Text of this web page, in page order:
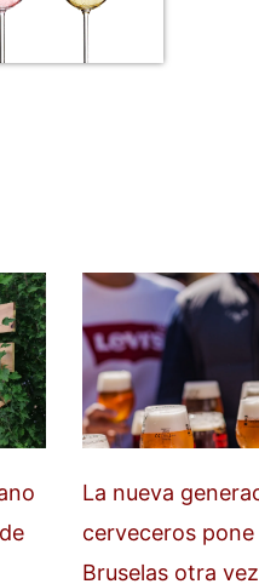
La nueva
cerveceros pone
Bruselas otra